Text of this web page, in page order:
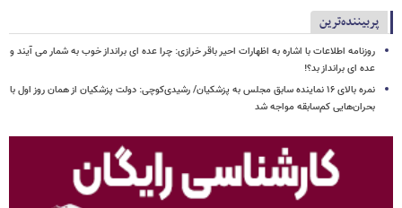
پربیننده‌ترین
روزنامه اطلاعات با اشاره به اظهارات احیر باقر خرازی: چرا عده ای برانداز خوب به شمار می آیند و
عده ای برانداز بد؟!
نمره بالای ۱۶ نماینده سابق مجلس به پزشکیان/ رشیدی‌کوچی: دولت پزشکیان از همان روز اول با
بحران‌هایی کم‌سابقه مواجه شد